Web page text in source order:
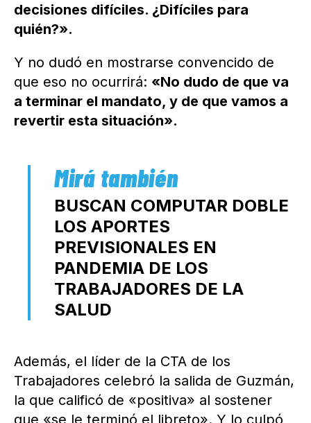
decisiones difíciles. ¿Difíciles para
quién?».
Y no dudó en mostrarse convencido de
que eso no ocurrirá: «No dudo de que va
a terminar el mandato, y de que vamos a
revertir esta situación».
BUSCAN COMPUTAR DOBLE
LOS APORTES
PREVISIONALES EN
PANDEMIA DE LOS
TRABAJADORES DE LA
SALUD
Además, el líder de la CTA de los
Trabajadores celebró la salida de Guzmán,
la que calificó de «positiva» al sostener
que «se le terminó el libreto». Y lo culpó